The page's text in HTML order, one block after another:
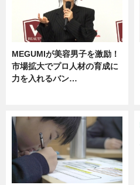
MEGUMIが美容男子を激励！
市場拡大でプロ人材の育成に
力を入れるバン…